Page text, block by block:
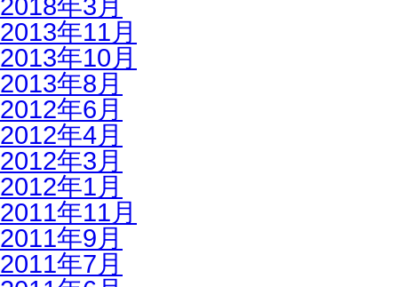
2013年11月
2013年10月
2013年8月
2012年6月
2012年4月
2012年3月
2012年1月
2011年11月
2011年9月
2011年7月